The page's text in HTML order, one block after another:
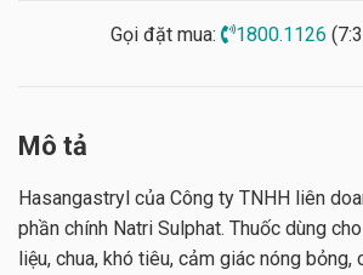
Gọi đặt mua: 1800.1126
Mô tả
Hasangastryl của Công ty TNHH liên
phần chính Natri Sulphat. Thuốc dùng
liệu, chua, khó tiêu, cảm giác nóng bỏng,